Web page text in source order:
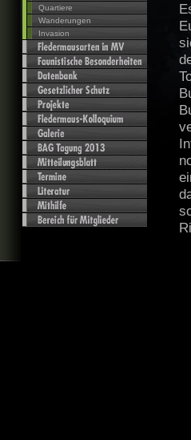
Quartiere
Wanderungen
Invasion